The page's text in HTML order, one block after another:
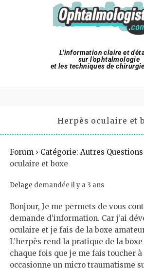
L'information claire et
sur l'ophtalmologie
et les techniques de chirurgie
Herpès oculaire et
Forum › Catégorie: Autres Questions
oculaire et boxe
Delage demandée il y a 3 ans
Bonjour, Je me permets de vous
demande d’information. Car j’ai
oculaire et je fais de la boxe
L’herpès rend la pratique de la
chaque fois que je me fais toucher à
occasionne un micro traumatisme